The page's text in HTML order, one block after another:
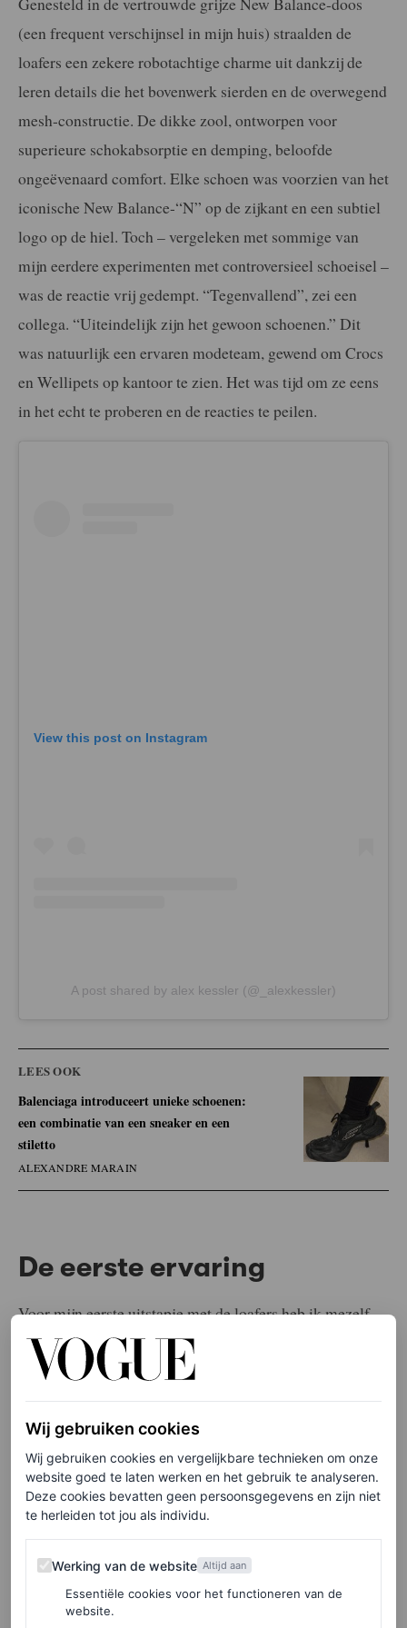
(een frequent verschijnsel in mijn huis) straalden de
loafers een zekere robotachtige charme uit dankzij de
leren details die het bovenwerk sierden en de overwegend
mesh-constructie. De dikke zool, ontworpen voor
superieure schokabsorptie en demping, beloofde
ongeëvenaard comfort. Elke schoen was voorzien van het
iconische New Balance-“N” op de zijkant en een subtiel
logo op de hiel. Toch – vergeleken met sommige van
mijn eerdere experimenten met controversieel schoeisel –
was de reactie vrij gedempt. “Tegenvallend”, zei een
collega. “Uiteindelijk zijn het gewoon schoenen.” Dit
was natuurlijk een ervaren modeteam, gewend om Crocs
en Wellipets op kantoor te zien. Het was tijd om ze eens
in het echt te proberen en de reacties te peilen.
View this post on Instagram
A post shared by alex kessler (@_alexkessler)
LEES OOK
Balenciaga introduceert unieke schoenen:
een combinatie van een sneaker en een
stiletto
ALEXANDRE MARAIN
De eerste ervaring
Voor mijn eerste uitstapje met de loafers heb ik mezelf
een beetje laten inspireren door
T-shirt van Loewe aan met de tekst “I Told Ya” uit de
film van Luca Guadagnino (eerder gedragen door
Zendaya) en combineerde het met een witte boxershort
van Eytys, grijze sokken en een nonchalant over mijn
schouders gedrapeerde bruine mohairtrui van Sunspel,
waarbij ik mijn beste beentje voorzette (misschien met
iemand zijn Instagram-carrousel in gedachten…
#tenniscore). Het eerste wat ik wil zeggen, is dat deze
loafers vanaf het begin ongelooflijk comfortabel zaten.
Wij gebruiken cookies
Wij gebruiken cookies en vergelijkbare technieken om onze
website goed te laten werken en het gebruik te analyseren.
Deze cookies bevatten geen persoonsgegevens en zijn niet
te herleiden tot jou als individu.
Werking van de website
Werking van de website Altijd aan
Essentiële cookies voor het functioneren van de
website.